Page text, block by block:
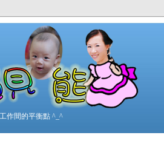
作間的平衡點 ^_^